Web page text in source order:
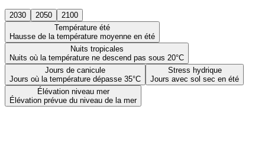
2030 2050
2100
Température été
Hausse de la température moyenne en été
Nuits tropicales
Nuits où la température ne descend pas sous 20°C
Jours de canicule
Jours où la température dépasse 35°C
Stress hydrique
Jours avec sol sec en été
Élévation niveau mer
Élévation prévue du niveau de la mer